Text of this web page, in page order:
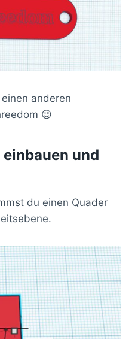
anderen
😉
und
du einen Quader